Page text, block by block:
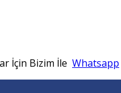
İçin Bizim İle Whatsapp